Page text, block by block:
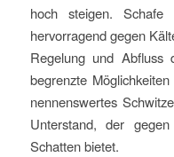
hoch steigen.
hervorragend gegen
Regelung und
begrenzte
nennenswertes
Unterstand, der
Schatten bietet.